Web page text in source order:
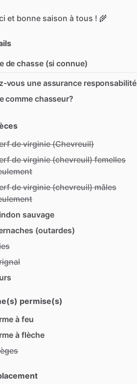
et bonne saison à tous ! 🌾
de chasse (si connue)
vous une assurance responsabilité
comme chasseur?
de virginie (Chevreuil)
de virginie (chevreuil) femelles
de virginie (chevreuil) mâles
sauvage
(outardes)
permise(s)
à feu
à flèche